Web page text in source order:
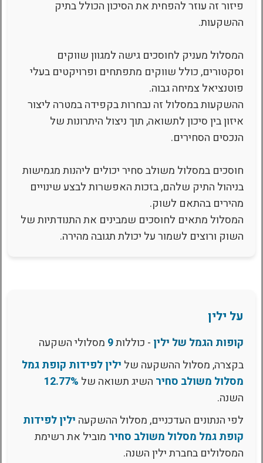
פיזור זה עוזר להפחית את הסיכון הכולל בתיק
ההשקעות.
המסלול מעניק לחוסכים גישה למגוון שווקים
וסקטורים, כולל שווקים מתפתחים ופרויקטים בעלי
פוטנציאל צמיחה גבוה.
ההשקעות במסלול זה נבחרות בקפידה במטרה ליצור
איזון בין סיכון לתשואה, תוך ניצול היתרונות של
הנכסים הסחירים.
חוסכים במסלול משולב סחיר יכולים ליהנות מגמישות
בניהול התיק שלהם, בזכות האפשרות לבצע שינויים
מהירים בהתאם לשוק.
המסלול מתאים לחוסכים שמבינים את התנודתיות של
השוק ורוצים לשמור על יכולת תגובה מהירה.
על ילין
קופות הגמל של ילין - כוללות9 מסלולי השקעה
בקצרה, מסלול ההשקעה של ילין לפידות קופת גמל
מסלול משולב סחיר השיג תשואה של 12.77%
השנה.
לפי הנתונים העדכניים, מסלול ההשקעה ילין לפידות
קופת גמל מסלול משולב סחיר מוביל את רשימת
המסלולים בחברת ילין השנה.